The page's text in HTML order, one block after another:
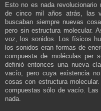
Esto no es nada
de cinco mil años atrás, las
buscaban siempre nuevas
pero sin estructura molecular.
voz, los sonidos. Los físicos
los sonidos eran formas de
compuesta de moléculas
definió entonces una nueva
vacío, pero cuya existencia
cosas con estructura
compuestas sólo de vacío.
nada.